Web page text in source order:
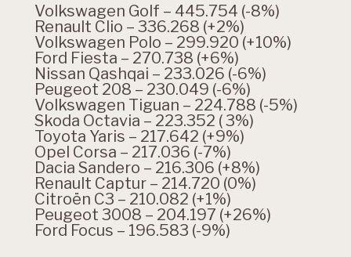
Volkswagen Golf – 445.754 (-8%)
Renault Clio – 336.268 (+2%)
Volkswagen Polo – 299.920 (+10%)
Ford Fiesta – 270.738 (+6%)
Nissan Qashqai – 233.026 (-6%)
Peugeot 208 – 230.049 (-6%)
Volkswagen Tiguan – 224.788 (-5%)
Skoda Octavia – 223.352 ( 3%)
Toyota Yaris – 217.642 (+9%)
Opel Corsa – 217.036 (-7%)
Dacia Sandero – 216.306 (+8%)
Renault Captur – 214.720 (0%)
Citroën C3 – 210.082 (+1%)
Peugeot 3008 – 204.197 (+26%)
Ford Focus – 196.583 (-9%)